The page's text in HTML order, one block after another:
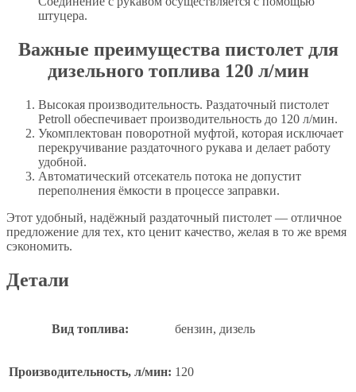
штуцера.
Важные преимущества пистолет для
дизельного топлива 120 л/мин
Высокая производительность. Раздаточный пистолет
Petroll обеспечивает производительность до 120 л/мин.
Укомплектован поворотной муфтой, которая исключает
перекручивание раздаточного рукава и делает работу
удобной.
Автоматический отсекатель потока не допустит
переполнения ёмкости в процессе заправки.
Этот удобный, надёжный раздаточный пистолет — отличное
предложение для тех, кто ценит качество, желая в то же время
сэкономить.
Детали
Вид топлива: бензин, дизель
Производительность, л/мин: 120